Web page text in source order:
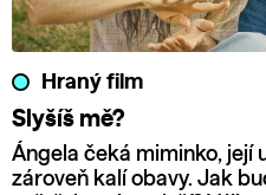
Hraný film
Slyšíš mě?
Ángela čeká miminko, její
zároveň kalí obavy. Jak